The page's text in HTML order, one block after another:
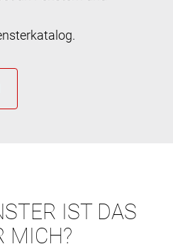
IST DAS
MICH?